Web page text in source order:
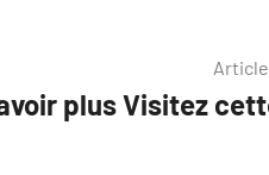
plus Visitez